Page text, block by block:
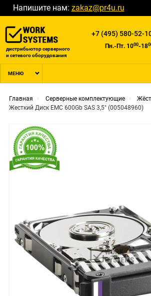
Напишите нам: zakaz@pr4u.ru
дистрибьютор серверного
и сетевого оборудования
+7 (495) 580-52-
Пн.-Пт. 1000-18
МЕНЮ
Главная Серверные комплектующие
Жесткий Диск EMC 600Gb SAS 3,5" (005048960)